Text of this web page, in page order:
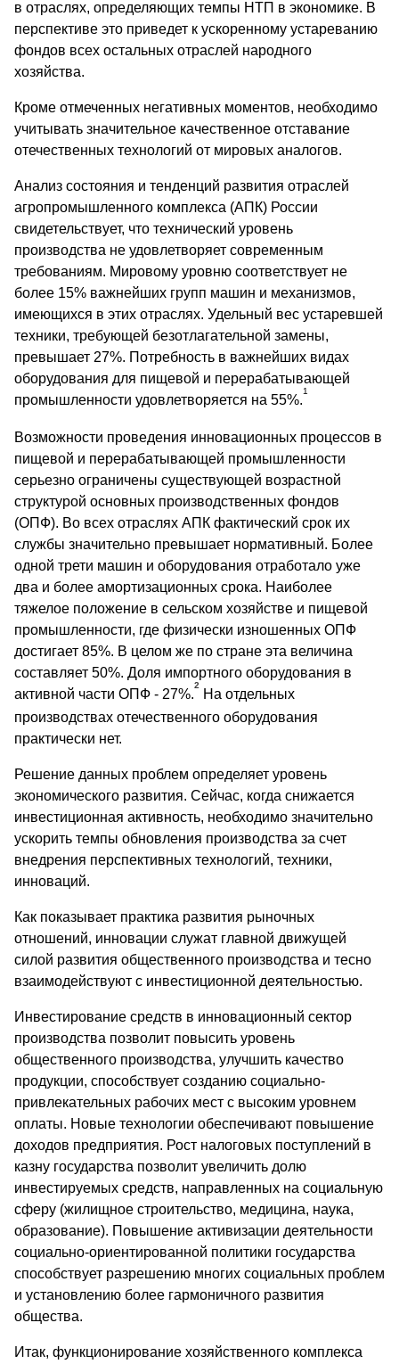
в отраслях, определяющих темпы НТП в экономике. В
перспективе это приведет к ускоренному устареванию
фондов всех остальных отраслей народного
хозяйства.
Кроме отмеченных негативных моментов, необходимо
учитывать значительное качественное отставание
отечественных технологий от мировых аналогов.
Анализ состояния и тенденций развития отраслей
агропромышленного комплекса (АПК) России
свидетельствует, что технический уровень
производства не удовлетворяет современным
требованиям. Мировому уровню соответствует не
более 15% важнейших групп машин и механизмов,
имеющихся в этих отраслях. Удельный вес устаревшей
техники, требующей безотлагательной замены,
превышает 27%. Потребность в важнейших видах
оборудования для пищевой и перерабатывающей
промышленности удовлетворяется на 55%.
1
Возможности проведения инновационных процессов в
пищевой и перерабатывающей промышленности
серьезно ограничены существующей возрастной
структурой основных производственных фондов
(ОПФ). Во всех отраслях АПК фактический срок их
службы значительно превышает нормативный. Более
одной трети машин и оборудования отработало уже
два и более амортизационных срока. Наиболее
тяжелое положение в сельском хозяйстве и пищевой
промышленности, где физически изношенных ОПФ
достигает 85%. В целом же по стране эта величина
составляет 50%. Доля импортного оборудования в
активной части ОПФ - 27%.
2
На отдельных
производствах отечественного оборудования
практически нет.
Решение данных проблем определяет уровень
экономического развития. Сейчас, когда снижается
инвестиционная активность, необходимо значительно
ускорить темпы обновления производства за счет
внедрения перспективных технологий, техники,
инноваций.
Как показывает практика развития рыночных
отношений, инновации служат главной движущей
силой развития общественного производства и тесно
взаимодействуют с инвестиционной деятельностью.
Инвестирование средств в инновационный сектор
производства позволит повысить уровень
общественного производства, улучшить качество
продукции, способствует созданию социально-
привлекательных рабочих мест с высоким уровнем
оплаты. Новые технологии обеспечивают повышение
доходов предприятия. Рост налоговых поступлений в
казну государства позволит увеличить долю
инвестируемых средств, направленных на социальную
сферу (жилищное строительство, медицина, наука,
образование). Повышение активизации деятельности
социально-ориентированной политики государства
способствует разрешению многих социальных проблем
и установлению более гармоничного развития
общества.
Итак, функционирование хозяйственного комплекса